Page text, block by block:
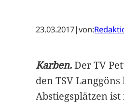
23.03.2017|von:
Karben.Der TV
den TSV
Abstiegsplätzen